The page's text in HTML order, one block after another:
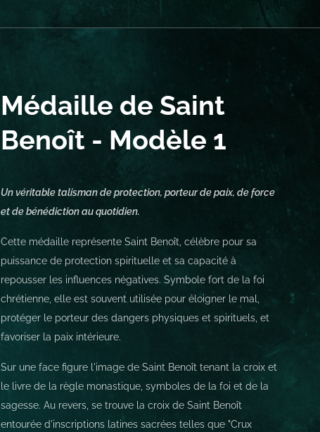
Médaille de Saint
Benoît - Modèle 1
Un véritable talisman de protection, porteur de paix, de force
et de bénédiction au quotidien.
Cette médaille représente Saint Benoît, célèbre pour sa
puissance de protection spirituelle et sa capacité à
repousser les influences négatives. Symbole fort de la foi
chrétienne, elle est souvent utilisée pour éloigner le mal,
protéger le porteur des dangers physiques et spirituels, et
favoriser la paix intérieure.
Sur une face figure l'image de Saint Benoît tenant la croix et
le livre de la règle monastique, symboles de la foi et de la
sagesse. Au revers, se trouve la croix de Saint Benoît
entourée d'inscriptions latines sacrées telles que "Crux